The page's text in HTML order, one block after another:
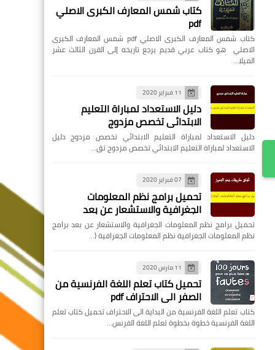
كتاب شمس المعارف الكبرى الاصلي
pdf
كتاب شمس المعارف الكبرى الاصلي pdf شمس المعارف الكبرى
الاصلي هو كتاب عربي قديم يرجع تاريخه إلى القرن الثالث عشر
الميلا…
11 فبراير 2020
دليل الاستعداد لمباراة التعليم
الابتدائي تخصص مزدوج
دليل الاستعداد لمباراة التعليم الابتدائي تخصص مزدوج دليل
الاستعداد لمباراة التعليم الابتدائي تخصص مزدوج تق…
07 فبراير 2020
تحميل برامج نظم المعلومات
الجغرافية والاستشعار عن بعد
تحميل برامج نظم المعلومات الجغرافية والاستشعار عن بعد برامج
نظم المعلومات الجغرافية نظم المعلومات الجغرافية (…
11 مارس 2020
تحميل كتاب تعلم اللغة الفرنسية من
الصفر الى الاحتراف pdf
كتاب تعلم اللغة الفرنسية من البداية الى الاحتراف تحميل كتاب تعلم
اللغة الفرنسية خطوة بخطوة تعلم اللغة الفرنس…